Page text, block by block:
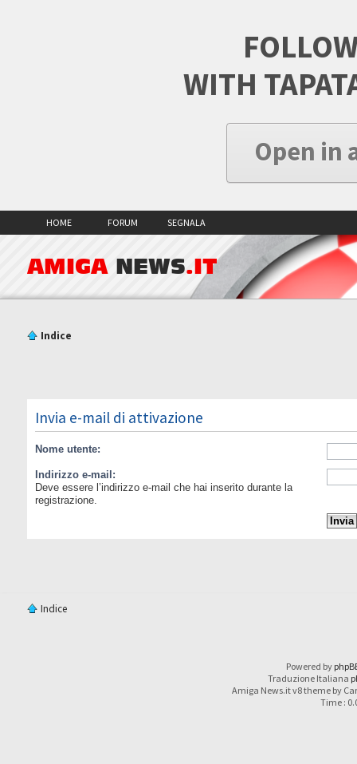
WITH
Open in
HOME FORUM SEGNALA
AMIGA NEWS.IT
Indice
Invia e-mail di attivazione
Nome utente:
Indirizzo e-mail:
Deve essere l’indirizzo e-mail che hai inserito durante la
registrazione.
Indice
Powered by
Traduzione Italiana
Amiga News.it v8 theme by
Time :